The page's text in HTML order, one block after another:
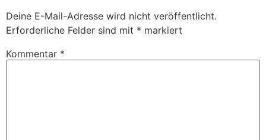
Deine E-Mail-Adresse wird nicht veröffentlicht.
Erforderliche Felder sind mit * markiert
Kommentar *